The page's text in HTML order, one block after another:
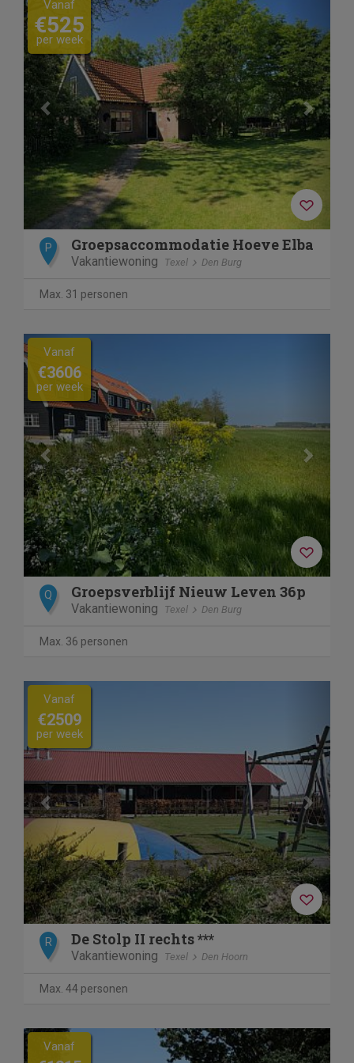
Vanaf
€525
per week
P Groepsaccommodatie Hoeve Elba
Vakantiewoning Texel Den Burg
Max. 31 personen
Previous
Vanaf
€3606
per week
Q Groepsverblijf Nieuw Leven 36p
Vakantiewoning Texel Den Burg
Max. 36 personen
Previous
Vanaf
€2509
per week
R De Stolp II rechts ***
Vakantiewoning Texel Den Hoorn
Max. 44 personen
Previous Next
Vanaf